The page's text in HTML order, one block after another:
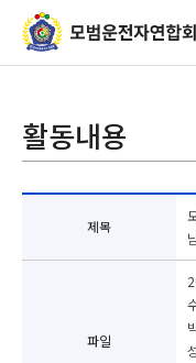
활동내용
제목
파일